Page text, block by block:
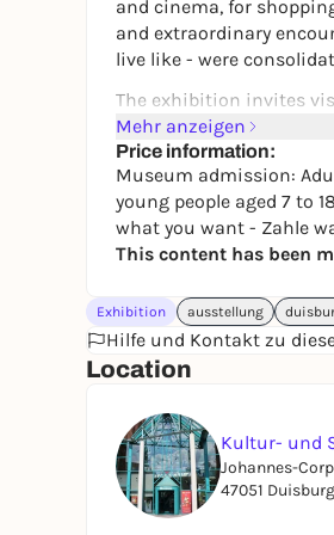
and cinema, for
and extraordinary
live like - were
The exhibition invites
planning, political
At the center are the
just construction and
make changes visible
Numerous
and significance: a
"Platz gemacht!" is a
Cultural and City History
Mehr anzeigen
Price information:
Museum admission:
young people aged 7 to
what you want - Zahle
This content has been
Exhibition ausstellung
Hilfe und Kontakt zu
Location
Kultur- und
Johannes-
47051 Duisburg